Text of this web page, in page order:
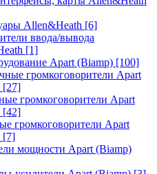
Allen&Heath [6]
ввода/вывода
[1]
Apart (Biamp) [100]
громкоговорители Apart
[27]
громкоговорители Apart
[42]
громкоговорители Apart
[7]
мощности Apart (Biamp)